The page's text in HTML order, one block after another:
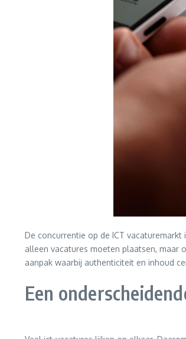
De concurrentie op de ICT
alleen vacatures moeten plaatsen, maar
aanpak waarbij authenticiteit en inhoud
Een